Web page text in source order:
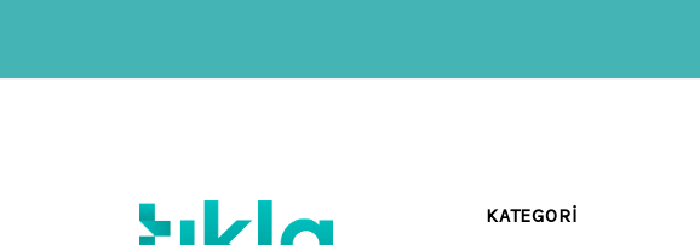
KATEGORI